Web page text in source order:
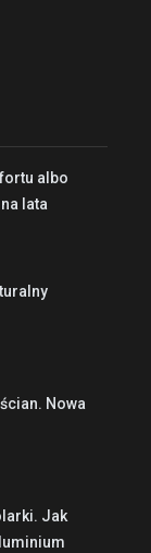
albo
lata
Nowa
Jak